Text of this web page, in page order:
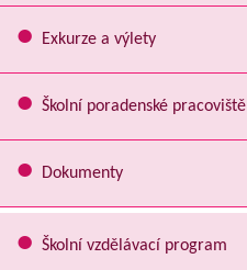
Exkurze a výlety
Školní poradenské pracoviště
Dokumenty
Školní vzdělávací program